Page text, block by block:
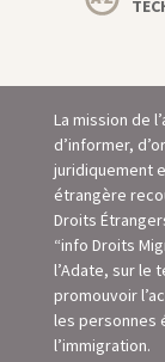
La mission de
d’informer,
juridiquement
étrangère
Droits
“info Droits
l’Adate, sur le
promouvoir
les personnes
l’immigration.